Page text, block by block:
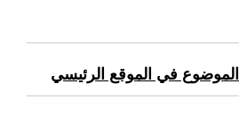
في الموقع الرئيسي